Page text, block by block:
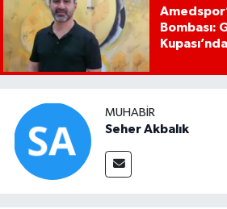
Bombası:
MUHABIR
Seher Akbalık